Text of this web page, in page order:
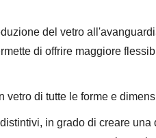
del vetro
di offrire maggiore
vetro di tutte le forme e
in grado di creare una